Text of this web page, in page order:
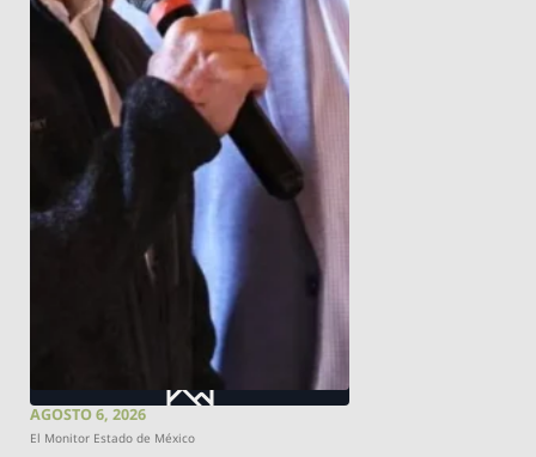
AGOSTO 6, 2026
El Monitor Estado de México